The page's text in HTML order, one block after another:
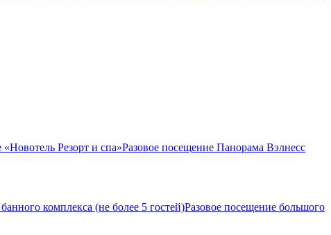
Резорт и спа»Разовое посещение Панорама Вэлнесс
комплекса (не более 5 гостей)Разовое посещение большого